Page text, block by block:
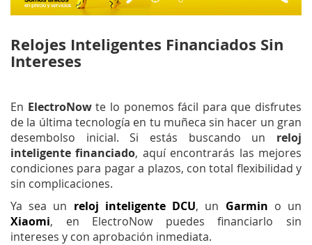
Relojes Inteligentes Financiados Sin
Intereses
En ElectroNowte lo ponemos fácil para que disfrutes
de la última tecnología en tu muñeca sin hacer un gran
desembolso inicial. Si estás buscando un reloj
inteligente financiado, aquí encontrarás las mejores
condiciones para pagar a plazos, con total flexibilidad y
sin complicaciones.
Ya sea un reloj inteligente DCU, un Garmin o un
Xiaomi, en ElectroNow puedes financiarlo sin
intereses y con aprobación inmediata.